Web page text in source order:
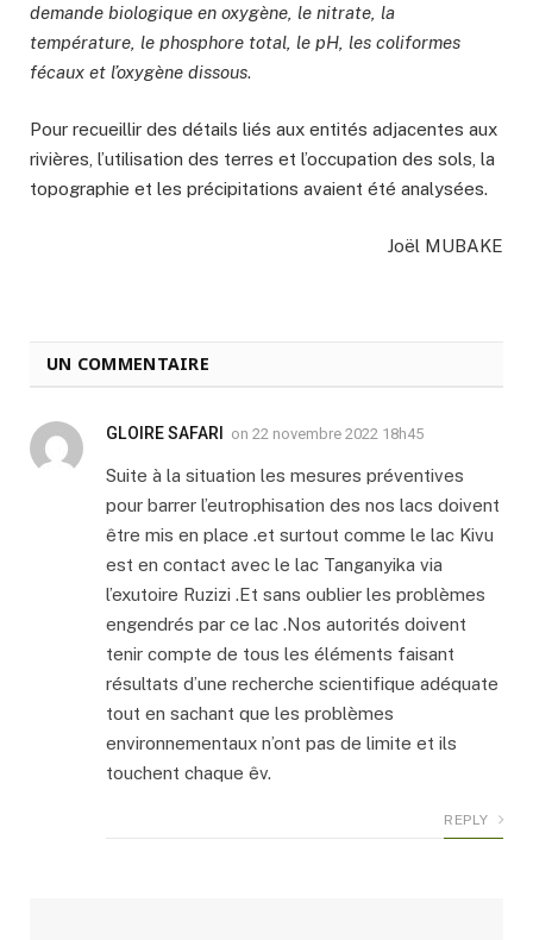
demande biologique en oxygène, le nitrate, la
température, le phosphore total, le pH, les coliformes
fécaux et l’oxygène dissous.
Pour recueillir des détails liés aux entités adjacentes aux
rivières, l’utilisation des terres et l’occupation des sols, la
topographie et les précipitations avaient été analysées.
Joël MUBAKE
UN COMMENTAIRE
GLOIRE SAFARI on 22 novembre 2022 18h45
Suite à la situation les mesures préventives
pour barrer l’eutrophisation des nos lacs doivent
être mis en place .et surtout comme le lac Kivu
est en contact avec le lac Tanganyika via
l’exutoire Ruzizi .Et sans oublier les problèmes
engendrés par ce lac .Nos autorités doivent
tenir compte de tous les éléments faisant
résultats d’une recherche scientifique adéquate
tout en sachant que les problèmes
environnementaux n’ont pas de limite et ils
touchent chaque êv.
REPLY